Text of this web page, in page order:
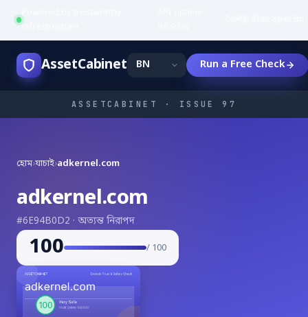
Powered by trustworthy
infrastructure
AssetCabinet Run a Free Check
ASSETCABINET · ISSUE 97
হোম›যাচাই›adkernel.com
adkernel.com
#6E94B0D2 · অত্যন্ত নিরাপদ
100 / 100